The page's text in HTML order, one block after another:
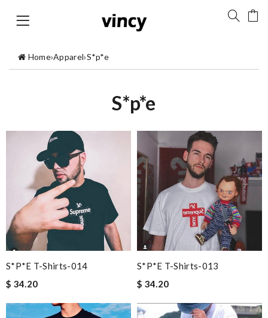
Home›Apparel›S*p*e
S*p*e
S*p*e T-Shirts-014
$ 34.20
S*p*e T-Shirts-013
$ 34.20